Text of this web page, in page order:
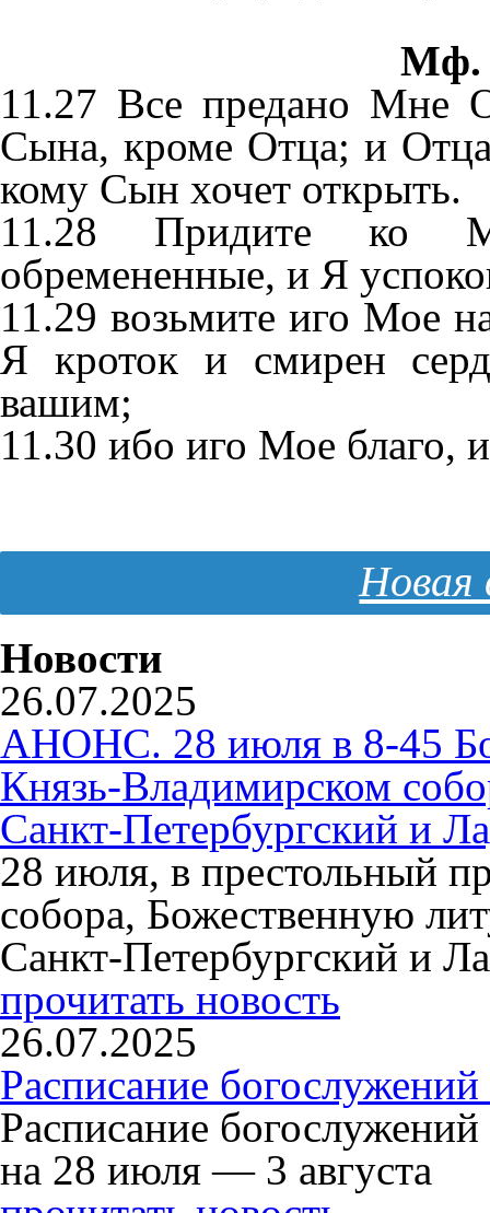
Мф.
11.27 Все предано Мне
Сына, кроме Отца; и
кому Сын хочет открыть.
11.28 Придите ко
обремененные, и Я
11.29 возьмите иго Мое
Я кроток и смирен
вашим;
11.30 ибо иго Мое благо,
Новая
Новости
26.07.2025
АНОНС. 28 июля в 8-45
Князь-Владимирском
Санкт-Петербургский и
28 июля, в престольный
собора, Божественную
Санкт-Петербургский и
прочитать новость
26.07.2025
Расписание
Расписание
на 28 июля — 3 августа